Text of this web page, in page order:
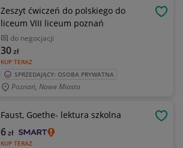
Zeszyt ćwiczeń do polskiego do
liceum VIII liceum poznań
do negocjacji
KUP TERAZ
30zł
SPRZEDAJĄCY: OSOBA PRYWATNA
Poznań, Nowe Miasto
Faust, Goethe- lektura szkolna
KUP TERAZ
6zł